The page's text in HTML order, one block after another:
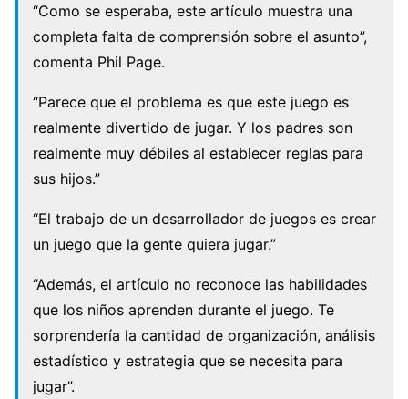
“Como se esperaba, este artículo muestra una
completa falta de comprensión sobre el asunto”,
comenta Phil Page.
“Parece que el problema es que este juego es
realmente divertido de jugar. Y los padres son
realmente muy débiles al establecer reglas para
sus hijos.”
“El trabajo de un desarrollador de juegos es crear
un juego que la gente quiera jugar.”
“Además, el artículo no reconoce las habilidades
que los niños aprenden durante el juego. Te
sorprendería la cantidad de organización, análisis
estadístico y estrategia que se necesita para
jugar”.